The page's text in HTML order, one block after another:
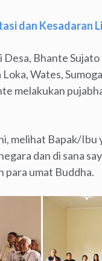
dan Kesadaran
Bhante
Wates,
melakukan
melihat Bapak/
dan di sana
para umat Buddha.